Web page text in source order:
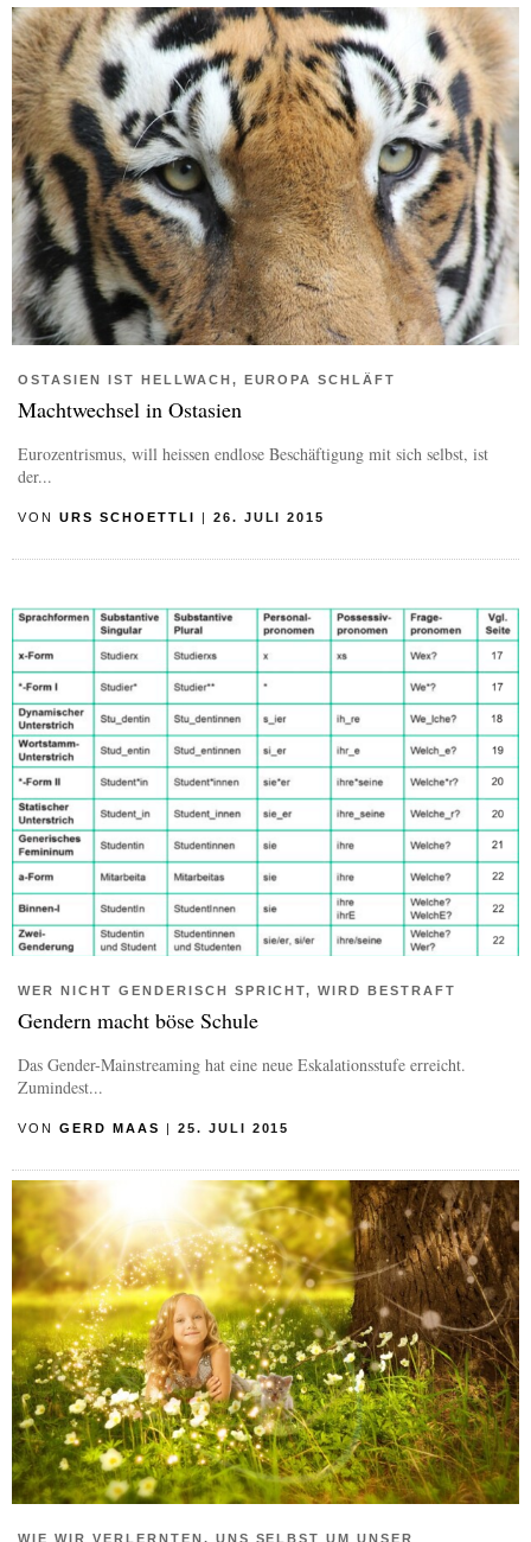
OSTASIEN IST HELLWACH, EUROPA SCHLÄFT
Machtwechsel in Ostasien
Eurozentrismus, will heissen endlose Beschäftigung mit sich selbst, ist
der...
VON URS SCHOETTLI | 26. JULI 2015
WER NICHT GENDERISCH SPRICHT, WIRD BESTRAFT
Gendern macht böse Schule
Das Gender-Mainstreaming hat eine neue Eskalationsstufe erreicht.
Zumindest...
VON GERD MAAS 25. JULI 2015
WIE WIR VERLERNTEN, UNS SELBST UM UNSER